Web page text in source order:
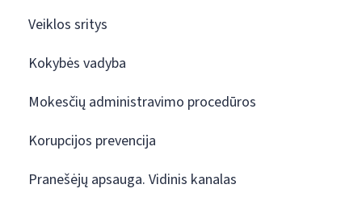
Veiklos sritys
Kokybės vadyba
Mokesčių administravimo procedūros
Korupcijos prevencija
Pranešėjų apsauga. Vidinis kanalas